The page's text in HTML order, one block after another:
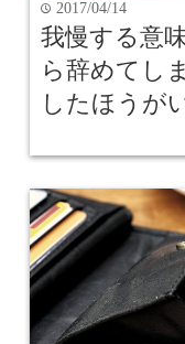
time 2017/04/14
我慢する意
ら辞めてし
したほうが